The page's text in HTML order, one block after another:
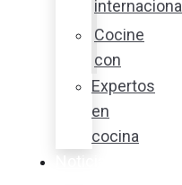
internacional
Cocine
con
Expertos
en
cocina